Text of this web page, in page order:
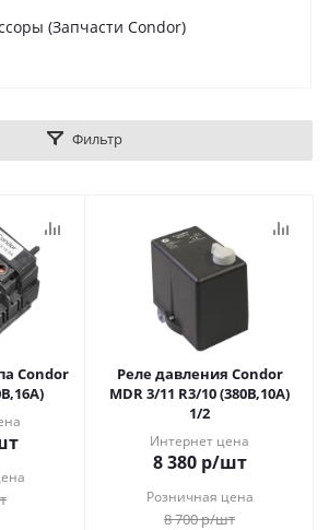
(Запчасти Condor)
Фильтр
Condor
Реле давления Condor
MDR 3/11 R3/10 (380В,10А)
1/2
Интернет цена
8 380р/шт
Розничная цена
8 700р/шт